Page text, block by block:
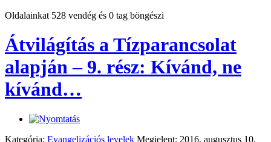
Oldalainkat 528 vendég és 0 tag böngészi
Átvilágítás a Tízparancsolat
alapján – 9. rész: Kívánd, ne
kívánd…
Kategória: Evangelizációs levelek Megjelent: 2016. augusztus 10.